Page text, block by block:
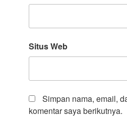
Situs Web
Simpan nama, email,
komentar saya berikutnya.